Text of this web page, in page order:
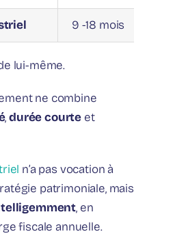
9 -18 mois
lui-même.
ne combine
,durée courte et
n’a pas vocation à
patrimoniale, mais
, en
fiscale annuelle.